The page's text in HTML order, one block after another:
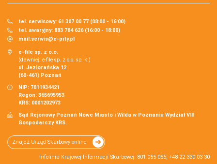
tel. serwisowy: 61 307 00 77 (08:00 - 16:00)
tel. awaryjny: 883 784 626 (16:00 - 18:00)
mail:serwis@e-pity.pl
e-file sp. z o.o.
(dawniej: e-file sp. z o.o. sp. k.)
ul. Jeziorańska 12
(60-461) Poznań
NIP: 7811934421
Regon: 365695953
KRS: 0001202973
Sąd Rejonowy Poznań Nowe Miasto i Wilda w Poznaniu Wydział VIII
Gospodarczy KRS.
Znajdź Urząd Skarbowy online
Infolinia Krajowej Informacji Skarbowej: 801 055 055, +48 22 330 03 30